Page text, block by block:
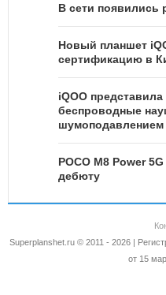
В сети появились
Новый планшет
сертификацию в
iQOO
беспроводные
шумоподавлением
POCO M8 Power
дебюту
Superplanshet.ru © 2011 - 2026 |
от 15